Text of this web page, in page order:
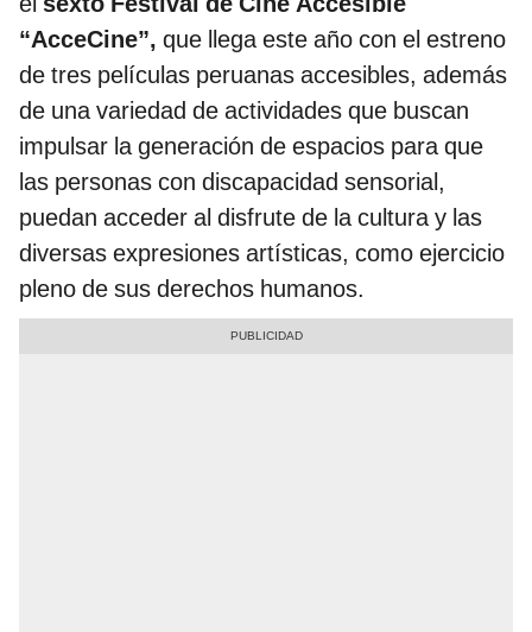
“AcceCine”, que llega este año con el estreno
de tres películas peruanas accesibles, además
de una variedad de actividades que buscan
impulsar la generación de espacios para que
las personas con discapacidad sensorial,
puedan acceder al disfrute de la cultura y las
diversas expresiones artísticas, como ejercicio
pleno de sus derechos humanos.